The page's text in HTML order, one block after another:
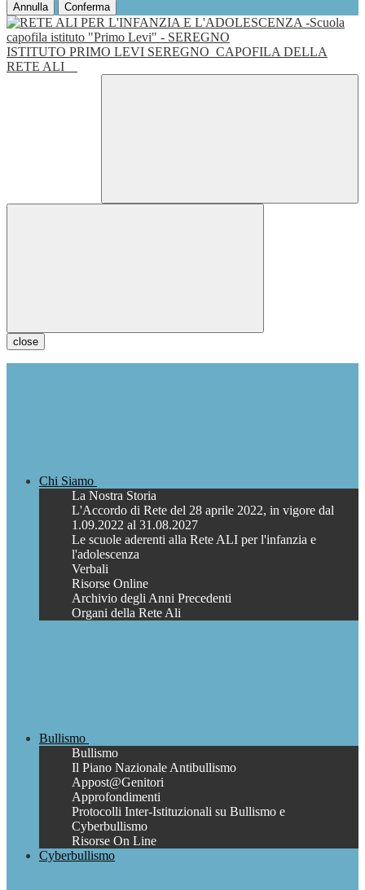
Annulla Conferma
ISTITUTO PRIMO LEVI SEREGNO CAPOFILA DELLA
RETE ALI
close
Chi Siamo
La Nostra Storia
L'Accordo di Rete del 28 aprile 2022, in vigore dal
1.09.2022 al 31.08.2027
Le scuole aderenti alla Rete ALI per l'infanzia e
l'adolescenza
Verbali
Risorse Online
Archivio degli Anni Precedenti
Organi della Rete Ali
Bullismo
Bullismo
Il Piano Nazionale Antibullismo
Appost@Genitori
Approfondimenti
Protocolli Inter-Istituzionali su Bullismo e
Cyberbullismo
Risorse On Line
Cyberbullismo